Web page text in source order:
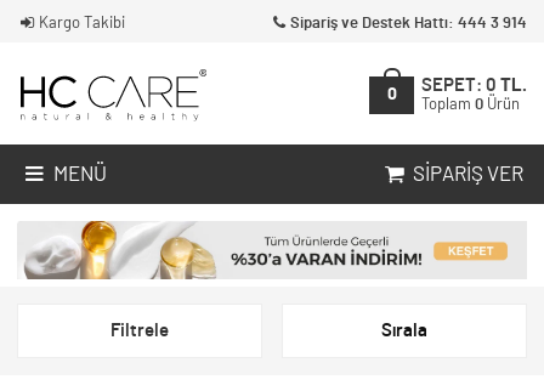
Kargo Takibi Sipariş ve Destek Hattı: 444 3 914
0
SEPET: 0 TL.
Toplam 0 Ürün
MENÜ SIPARIŞ VER
Filtrele Sırala